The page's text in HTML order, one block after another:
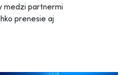
medzi partnermi
prenesie aj